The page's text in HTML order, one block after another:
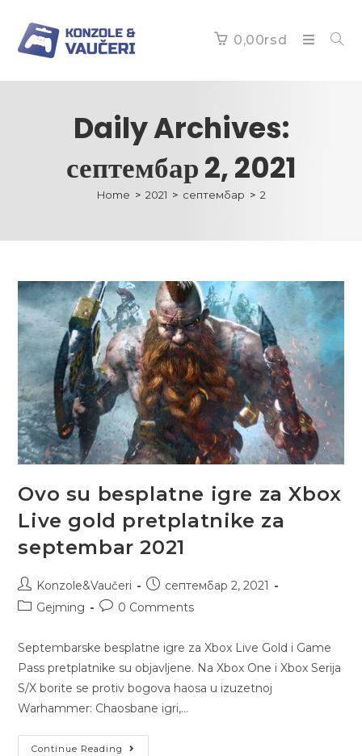
0,00rsd
Daily Archives:
септембар 2, 2021
Home > 2021 > септембар > 2
Ovo su besplatne igre za Xbox
Live gold pretplatnike za
septembar 2021
Konzole&Vaučeri
септембар 2, 2021
Gejming
0 Comments
Septembarske besplatne igre za Xbox Live Gold i Game
Pass pretplatnike su objavljene. Na Xbox One i Xbox Serija
S/X borite se protiv bogova haosa u izuzetnoj
Warhammer: Chaosbane igri,…
Continue Reading